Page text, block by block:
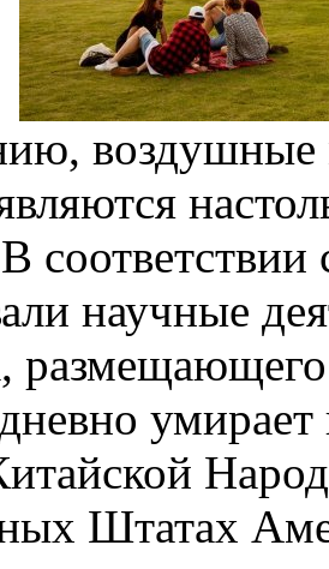
научные
Штатах